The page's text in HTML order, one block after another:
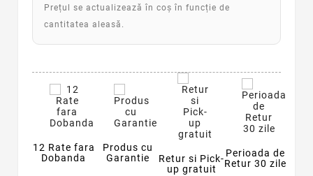
Prețul se actualizează în coș în funcție de
cantitatea aleasă.
12 Rate fara
Dobanda
Produs cu
Garantie
Retur si Pick-
up gratuit
Perioada de
Retur 30 zile